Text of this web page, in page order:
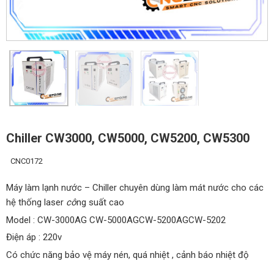
Chiller CW3000, CW5000, CW5200, CW5300
CNC0172
Máy làm lạnh nước – Chiller chuyên dùng làm mát nước cho các
hệ thống laser công suất cao
Model : CW-3000AG CW-5000AGCW-5200AGCW-5202
Điện áp : 220v
Có chức năng bảo vệ máy nén, quá nhiệt , cảnh báo nhiệt độ